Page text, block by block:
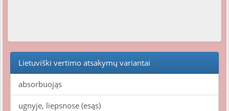
Lietuviški vertimo atsakymų variantai
absorbuojąs
ugnyje, liepsnose (esąs)